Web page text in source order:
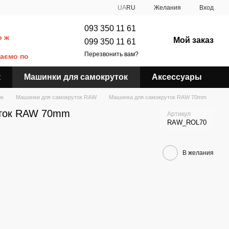
UARU Желания Вход
ж
по
093 350 11 61
099 350 11 61
Перезвонить вам?
Мой заказ
Машинки для самокруток Аксессуары
Машинки для самокруток RAW Машинка для самокруток RAW 70mm
RAW 70mm Артикул
RAW_ROL70
В желания